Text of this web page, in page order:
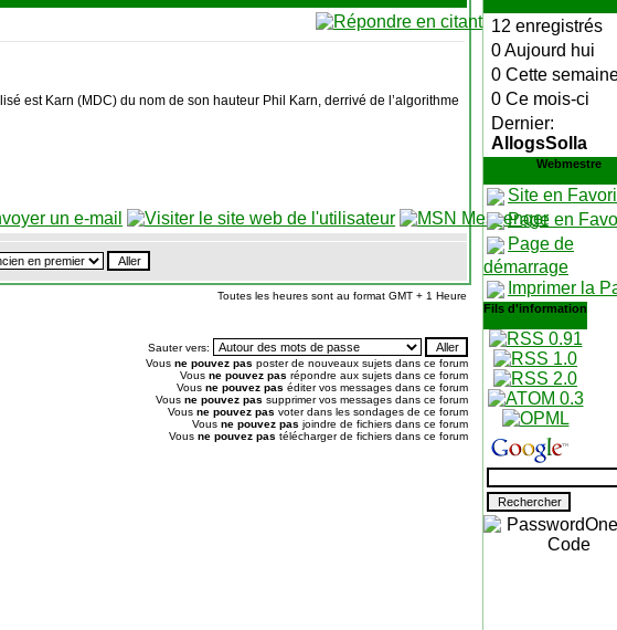
est Karn (MDC) du nom de son hauteur Phil Karn, derrivé de l’algorithme
Toutes les heures sont au format GMT + 1 Heure
Sauter vers:
Vous ne pouvez pas poster de nouveaux sujets dans ce forum
Vous ne pouvez pas répondre aux sujets dans ce forum
Vous ne pouvez pas éditer vos messages dans ce forum
Vous ne pouvez pas supprimer vos messages dans ce forum
Vous ne pouvez pas voter dans les sondages de ce forum
Vous ne pouvez pas joindre de fichiers dans ce forum
Vous ne pouvez pas télécharger de fichiers dans ce forum
12 enregistrés
0 Aujourd hui
0 Cette
0 Ce mois-ci
Dernier:
AllogsSolla
Webmestre
Site en
Page en
Page de
démarrage
Imprimer la
Fils d'information